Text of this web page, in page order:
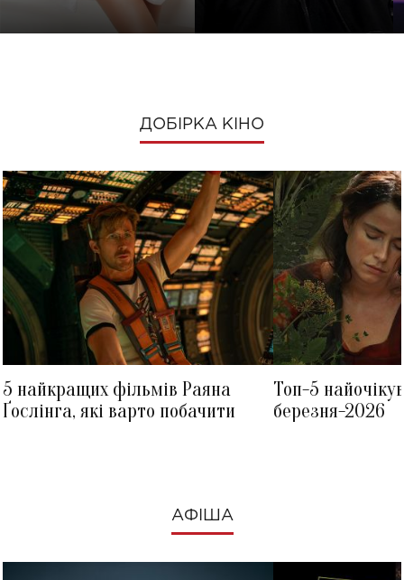
ДОБІРКА КІНО
5 найкращих фільмів Раяна
Ґослінга, які варто побачити
Топ-5
березня-2026
АФІША